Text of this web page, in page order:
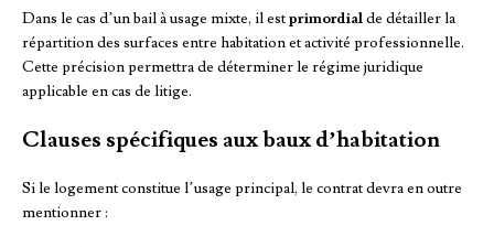
Dans le cas d’un bail à usage mixte, il estprimordialde détailler la
répartition des surfaces entre habitation et activité professionnelle.
Cette précision permettra de déterminer le régime juridique
applicable en cas de litige.
Clauses spécifiques aux baux d’habitation
Si le logement constitue l’usage principal, le contrat devra en outre
mentionner :